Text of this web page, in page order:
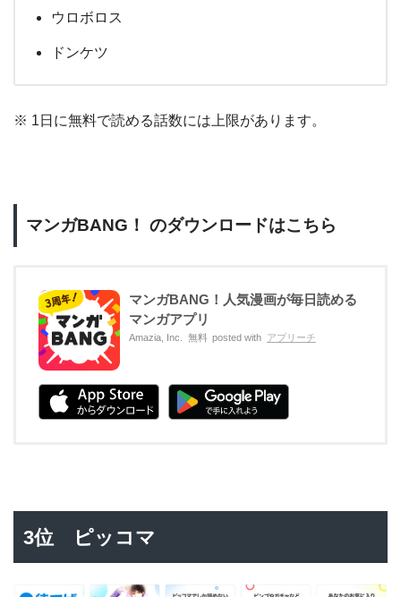
ウロボロス
ドンケツ
※ 1日に無料で読める話数には上限があります。
マンガBANG！ のダウンロードはこちら
マンガBANG！人気漫画が毎日読める
マンガアプリ
Amazia, Inc. 無料 posted with アプリーチ
3位 ピッコマ